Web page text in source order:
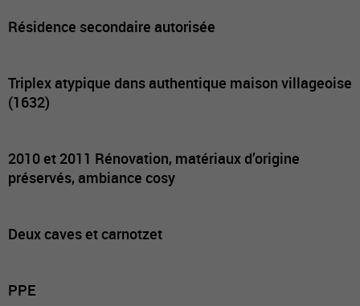
Résidence secondaire autorisée
Triplex atypique dans authentique maison villageoise
(1632)
2010 et 2011 Rénovation, matériaux d’origine
préservés, ambiance cosy
Deux caves et carnotzet
PPE